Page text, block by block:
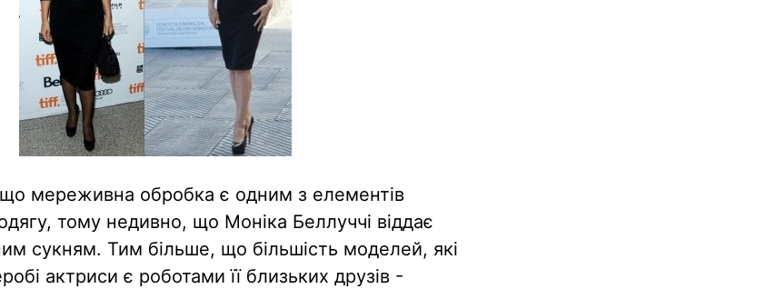
мереживна обробка є одним з елементів
тому недивно, що Моніка Беллуччі віддає
сукням. Тим більше, що більшість моделей, які
актриси є роботами її близьких друзів -